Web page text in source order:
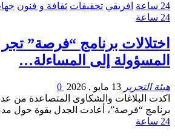
24 ساعة
افريقي تحقيقات ثقافة و فنون
24 ساعة
اختلالات برنامج “فرصة” تجر
المسؤولة إلى المساءلة…
هيئة التحرير 13 مايو , 2026
اكدت البلاغات والشكاوى المتصاعدة من
برنامج “فرصة”، أعادت الجدل بقوة حول
24 ساعة